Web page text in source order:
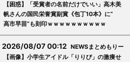
【困惑】「受賞者の名前だけでいい」高木美
帆さんの国民栄誉賞副賞《包丁10本》に“
高市早苗”も刻印ｗｗｗｗｗｗｗｗｗｗ
2026/08/07 00:12NEWSまとめもりー
【画像】小学生アイドル「りりぴ」の激痩せ